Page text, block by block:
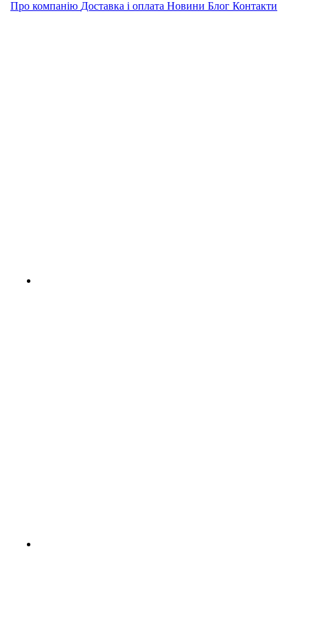
Про компанію Доставка і оплата Новини Блог Контакти